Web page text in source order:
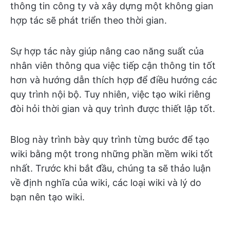
thông tin công ty và xây dựng một không gian
hợp tác sẽ phát triển theo thời gian.
Sự hợp tác này giúp nâng cao năng suất của
nhân viên thông qua việc tiếp cận thông tin tốt
hơn và hướng dẫn thích hợp để điều hướng các
quy trình nội bộ. Tuy nhiên, việc tạo wiki riêng
đòi hỏi thời gian và quy trình được thiết lập tốt.
Blog này trình bày quy trình từng bước để tạo
wiki bằng một trong những phần mềm wiki tốt
nhất. Trước khi bắt đầu, chúng ta sẽ thảo luận
về định nghĩa của wiki, các loại wiki và lý do
bạn nên tạo wiki.